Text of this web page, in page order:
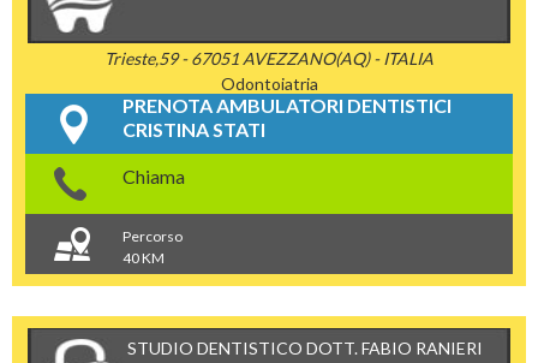
Trieste,59 - 67051 AVEZZANO(AQ) - ITALIA
Odontoiatria
PRENOTA AMBULATORI DENTISTICI
CRISTINA STATI
Chiama
Percorso
40 KM
STUDIO DENTISTICO DOTT. FABIO RANIERI